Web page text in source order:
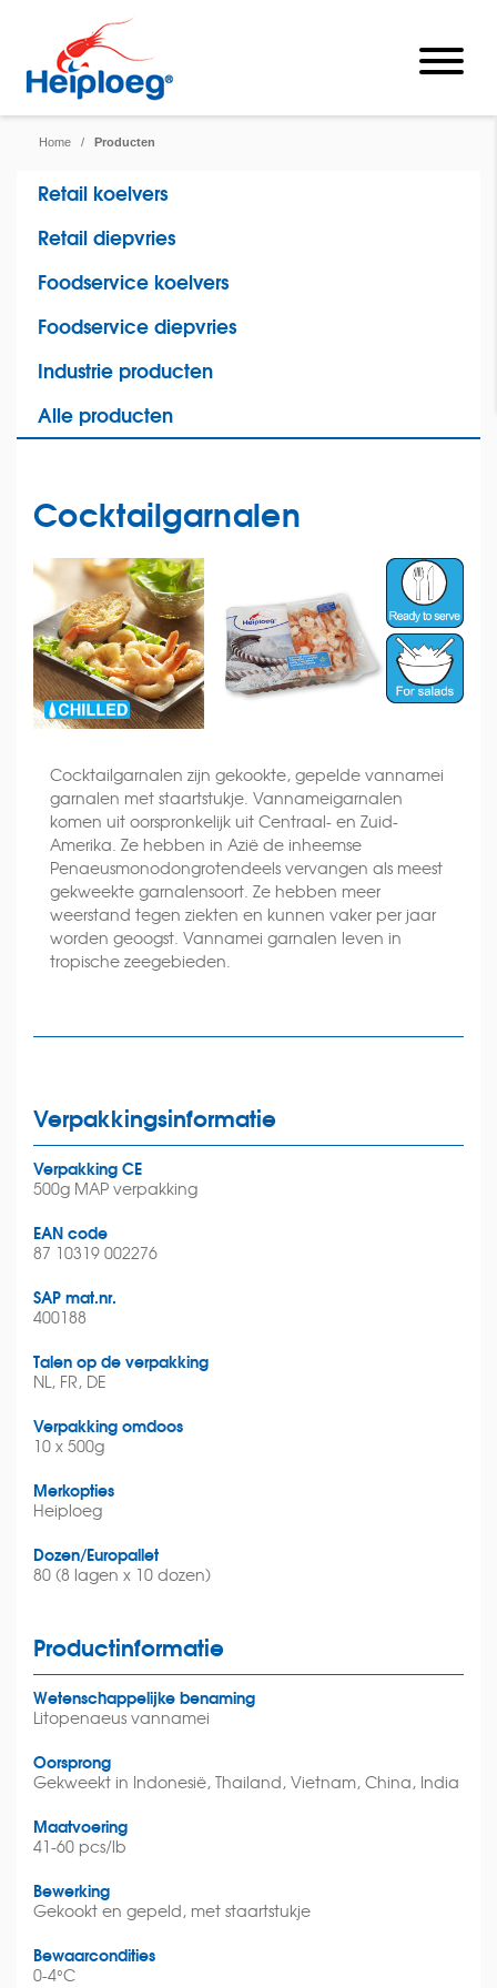
Home / Producten
Retail koelvers
Retail diepvries
Foodservice koelvers
Foodservice diepvries
Industrie producten
Alle producten
Cocktailgarnalen
Cocktailgarnalen zijn gekookte, gepelde vannamei
garnalen met staartstukje. Vannameigarnalen
komen uit oorspronkelijk uit Centraal- en Zuid-
Amerika. Ze hebben in Azië de inheemse
Penaeusmonodongrotendeels vervangen als meest
gekweekte garnalensoort. Ze hebben meer
weerstand tegen ziekten en kunnen vaker per jaar
worden geoogst. Vannamei garnalen leven in
tropische zeegebieden.
Verpakkingsinformatie
Verpakking CE
500g MAP verpakking
EAN code
87 10319 002276
SAP mat.nr.
400188
Talen op de verpakking
NL, FR, DE
Verpakking omdoos
10 x 500g
Merkopties
Heiploeg
Dozen/Europallet
80 (8 lagen x 10 dozen)
Productinformatie
Wetenschappelijke benaming
Litopenaeus vannamei
Oorsprong
Gekweekt in Indonesië, Thailand, Vietnam, China, India
Maatvoering
41-60 pcs/lb
Bewerking
Gekookt en gepeld, met staartstukje
Bewaarcondities
0-4°C